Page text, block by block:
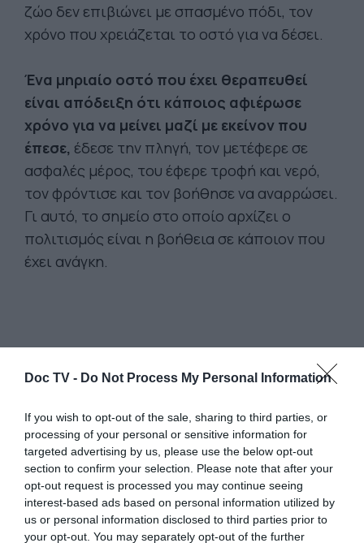
Doc TV - Do Not Process My Personal Information
If you wish to opt-out of the sale, sharing to third parties, or
processing of your personal or sensitive information for
targeted advertising by us, please use the below opt-out
section to confirm your selection. Please note that after your
opt-out request is processed you may continue seeing
interest-based ads based on personal information utilized by
us or personal information disclosed to third parties prior to
your opt-out. You may separately opt-out of the further
ζώο δεν επιβιώνει με σπασμένο πόδι, τον
χρόνο που χρειάζεται το οστό για να δέσει.
Ένα μηριαίο οστό που έχει θεραπευθεί
είναι απόδειξη ότι κάποιος αφιέρωσε
χρόνο για να μείνει μαζί με εκείνον που
έπεσε, έδεσε την πληγή, τον μετέφερε σε
ασφαλές μέρος, του έφερε τροφή και νερό,
τον φρόντισε και τον βοήθησε να αναρρώσει.
Γι αυτό, το σημείο στο οποίο αρχίζει ο
πολιτισμός είναι η βοήθεια σε κάποιον που
έχει ανάγκη.
Η ιστορία αυτή αναφέρεται στο βιβλίο του